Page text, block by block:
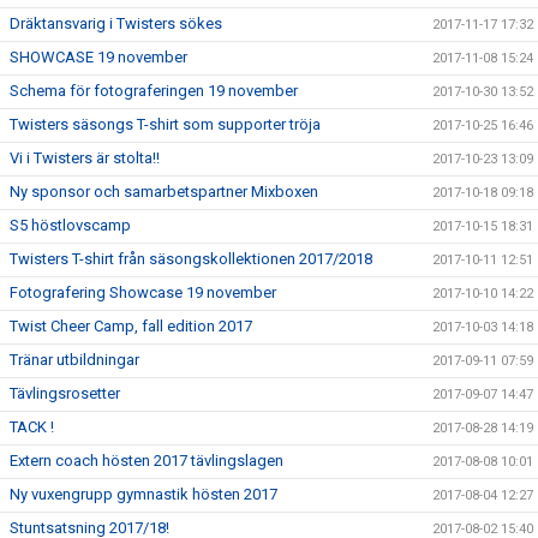
Dräktansvarig i Twisters sökes 2017-11-17 17:32
SHOWCASE 19 november 2017-11-08 15:24
Schema för fotograferingen 19 november 2017-10-30 13:52
Twisters säsongs T-shirt som supporter tröja 2017-10-25 16:46
Vi i Twisters är stolta!! 2017-10-23 13:09
Ny sponsor och samarbetspartner Mixboxen 2017-10-18 09:18
S5 höstlovscamp 2017-10-15 18:31
Twisters T-shirt från säsongskollektionen 2017/2018 2017-10-11 12:51
Fotografering Showcase 19 november 2017-10-10 14:22
Twist Cheer Camp, fall edition 2017 2017-10-03 14:18
Tränar utbildningar 2017-09-11 07:59
Tävlingsrosetter 2017-09-07 14:47
TACK ! 2017-08-28 14:19
Extern coach hösten 2017 tävlingslagen 2017-08-08 10:01
Ny vuxengrupp gymnastik hösten 2017 2017-08-04 12:27
Stuntsatsning 2017/18! 2017-08-02 15:40